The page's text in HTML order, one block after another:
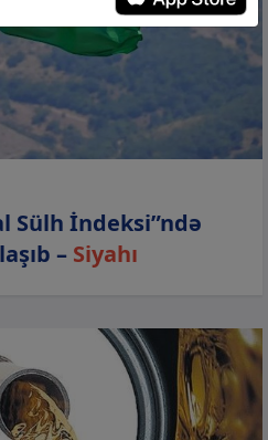
Sülh İndeksi”ndə
– Siyahı